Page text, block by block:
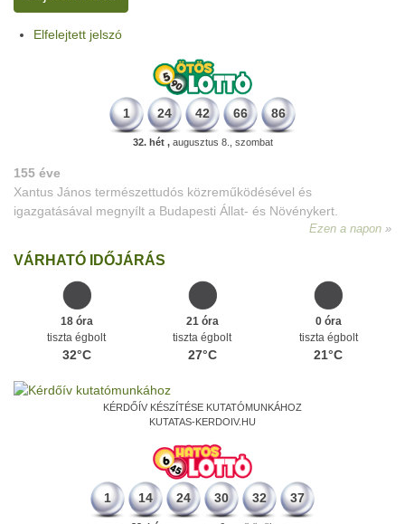
Elfelejtett jelszó
1 24 42 66 86
32. hét ,augusztus 8., szombat
155 éve
Xantus János természettudós közreműködésével és
igazgatásával megnyílt a Budapesti Állat- és Növénykert.
Ezen a napon
VÁRHATÓ IDŐJÁRÁS
18 óra
tiszta égbolt
32°C
21 óra
tiszta égbolt
27°C
0 óra
tiszta égbolt
21°C
KÉRDŐÍV KÉSZÍTÉSE KUTATÓMUNKÁHOZ
KUTATAS-KERDOIV.HU
1 14 24 30 32 37